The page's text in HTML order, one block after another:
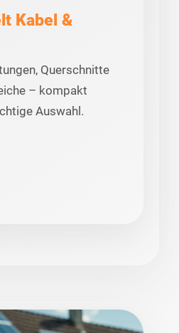
Kabel &
Querschnitte
– kompakt
Auswahl.